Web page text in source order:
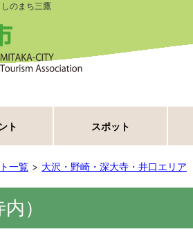
のまち三鷹
ト スポット
一覧 大沢・野崎・深大寺・井口エリア
）